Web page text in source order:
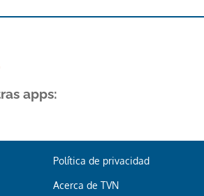
apps:
Política de privacidad
Acerca de TVN